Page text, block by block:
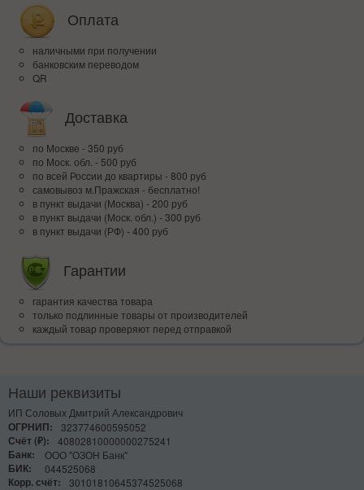
Оплата
наличными при получении
банковским переводом
QR
Доставка
по Москве - 350 руб
по Моск. обл. - 500 руб
по всей Росcии до квартиры - 800 руб
самовывоз м.Пражская - бесплатно!
в пункт выдачи (Москва) - 200 руб
в пункт выдачи (Моск. обл.) - 300 руб
в пункт выдачи (РФ) - 400 руб
Гарантии
гарантия качества товара
только подлинные товары от производителей
каждый товар проверяют перед отправкой
Наши реквизиты
ИП Соловых Дмитрий Александрович
ОГРНИП:
323774600595052
Счёт (₽):
40802810000000275241
Банк:
ООО "ОЗОН Банк"
БИК:
044525068
Корр. счёт:
30101810645374525068